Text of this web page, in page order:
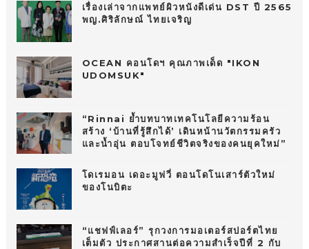
เรื่องเล่าจากแพทย์ผิวหนังดีเด่น DST ปี 2565
พญ.ศิริลักษณ์ ไทยเจริญ
OCEAN คอนโดฯ คุณภาพเด็ด "IKON
UDOMSUK"
“Rinnai ย้ำบทบาทเทคโนโลยีความร้อน
สร้าง ‘บ้านที่รู้สึกได้’ เดินหน้านวัตกรรมครัว
และน้ำอุ่น ตอบโจทย์ชีวิตจริงของคนยุคใหม่”
โดเรมอน เดอะมูฟวี่ ตอนโดโนเสาร์ตัวใหม่
ของโนบิตะ
“แชฟฟ์เลอร์” รุกวงการมอเตอร์สปอร์ตไทย
เต็มตัว ประกาศสานต่อความสำเร็จปีที่ 2 กับ